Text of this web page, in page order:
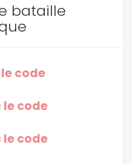
bataille
code
le code
le code